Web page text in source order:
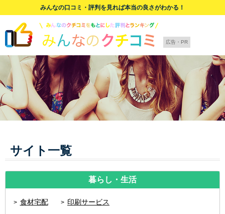
みんなの口コミ・評判を見れば本当の良さがわかる！
広告・PR
サイト一覧
暮らし・生活
食材宅配 印刷サービス